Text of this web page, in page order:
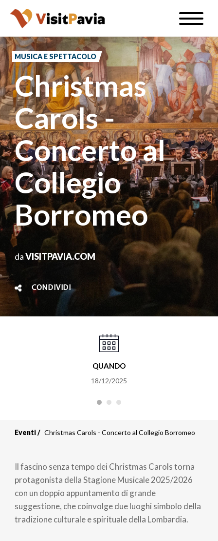
Salta
contenuto
principale
Toggle
IT
#visitpavia
MUSICA E SPETTACOLO
Christmas
Carols -
Concerto al
Collegio
Borromeo
daVISITPAVIA.COM
CONDIVIDI
QUANDO
18/12/2025
Eventi Christmas Carols - Concerto al Collegio Borromeo
Il fascino senza tempo dei Christmas Carols torna
protagonista della Stagione Musicale 2025/2026
con un doppio appuntamento di grande
suggestione, che coinvolge due luoghi simbolo della
tradizione culturale e spirituale della Lombardia.